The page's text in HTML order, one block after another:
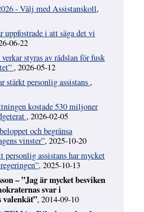
- Välj med Assistanskoll,
uppfostrade i att säga det vi
06-22
styras av rädslan för fusk
, 2026-05-12
stärkt personlig assistans ,
kostade 530 miljoner
, 2026-02-05
och begränsa
vinster”, 2025-10-20
personlig assistans har mycket
, 2025-10-13
– ”Jag är mycket besviken
svar i
valenkät”, 2014-09-10